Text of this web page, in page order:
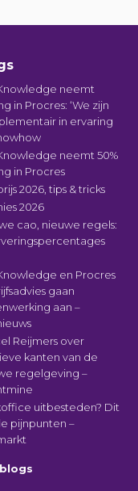
neemt
in Procres: ‘We zijn
in ervaring
neemt 50%
in Procres
2026, tips & tricks
2026
cao, nieuwe regels:
en Procres
gaan
aan –
Reijmers over
kanten van de
regelgeving –
uitbesteden? Dit
pijnpunten –